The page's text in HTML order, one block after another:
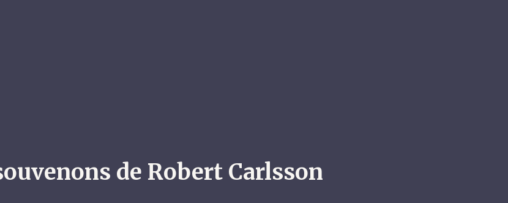
de Robert Carlsson